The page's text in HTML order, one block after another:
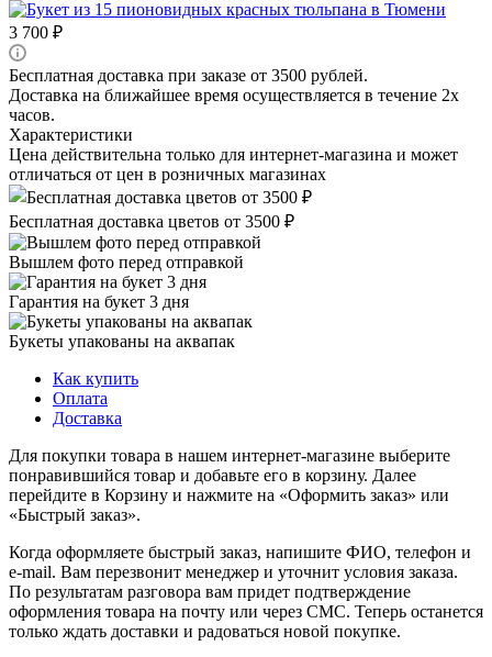
3 700 ₽
Бесплатная доставка при заказе от 3500 рублей.
Доставка на ближайшее время осуществляется в течение 2х
часов.
Характеристики
Цена действительна только для интернет-магазина и может
отличаться от цен в розничных магазинах
Бесплатная доставка цветов от 3500 ₽
Вышлем фото перед отправкой
Гарантия на букет 3 дня
Букеты упакованы на аквапак
Как купить
Оплата
Доставка
Для покупки товара в нашем интернет-магазине выберите
понравившийся товар и добавьте его в корзину. Далее
перейдите в Корзину и нажмите на «Оформить заказ» или
«Быстрый заказ».
Когда оформляете быстрый заказ, напишите ФИО, телефон и
e-mail. Вам перезвонит менеджер и уточнит условия заказа.
По результатам разговора вам придет подтверждение
оформления товара на почту или через СМС. Теперь останется
только ждать доставки и радоваться новой покупке.